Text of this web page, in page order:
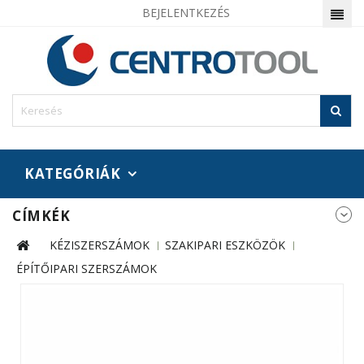
BEJELENTKEZÉS
KATEGÓRIÁK
CÍMKÉK
KÉZISZERSZÁMOK
SZAKIPARI ESZKÖZÖK
ÉPÍTŐIPARI SZERSZÁMOK